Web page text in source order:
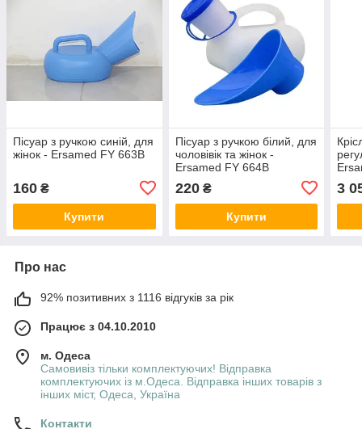
Пісуар з ручкою синій, для
жінок - Ersamed FY 663B
160 ₴
Купити
Пісуар з ручкою білий, для
чоловівік та жінок -
Ersamed FY 664B
220₴
Купити
3
Про нас
92% позитивних з 1116 відгуків за рік
Працює з 04.10.2010
м. Одеса
Самовивіз тільки комплектуючих! Відправка
комплектуючих із м.Одеса. Відправка інших товарів з
інших міст, Одеса, Україна
Контакти